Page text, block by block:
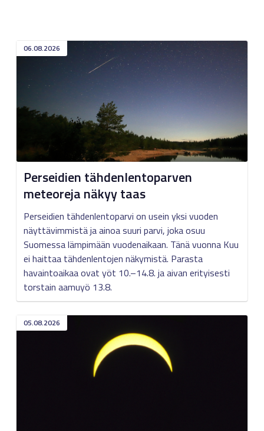
06.08.2026
Perseidien tähdenlentoparven
meteoreja näkyy taas
Perseidien tähdenlentoparvi on usein yksi vuoden
näyttävimmistä ja ainoa suuri parvi, joka osuu
Suomessa lämpimään vuodenaikaan. Tänä vuonna Kuu
ei haittaa tähdenlentojen näkymistä. Parasta
havaintoaikaa ovat yöt 10.–14.8. ja aivan erityisesti
torstain aamuyö 13.8.
05.08.2026